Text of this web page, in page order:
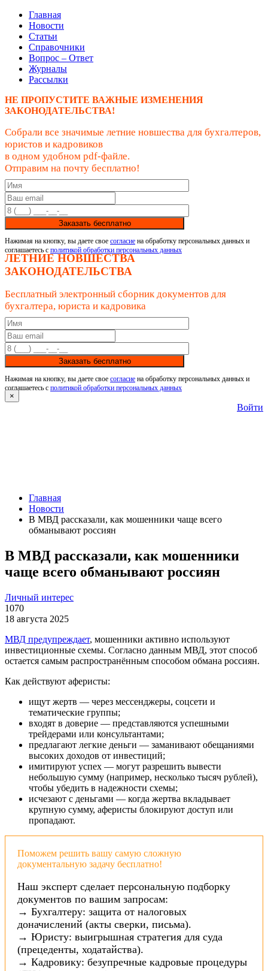
Главная
Новости
Статьи
Справочники
Вопрос – Ответ
Журналы
Рассылки
НЕ ПРОПУСТИТЕ ВАЖНЫЕ ИЗМЕНЕНИЯ
ЗАКОНОДАТЕЛЬСТВА!
Собрали все значимые летние новшества для бухгалтеров,
юристов и кадровиков
в одном удобном pdf-файле.
Отправим на почту бесплатно!
Заказать бесплатно
Нажимая на кнопку, вы даете свое согласие на обработку персональных данных и
соглашаетесь с политикой обработки персональных данных
ЛЕТНИЕ НОВШЕСТВА
ЗАКОНОДАТЕЛЬСТВА
Бесплатный электронный сборник документов для
бухгалтера, юриста и кадровика
Заказать бесплатно
Нажимая на кнопку, вы даете свое согласие на обработку персональных данных и
соглашаетесь с политикой обработки персональных данных
×
Войти
Главная
Новости
В МВД рассказали, как мошенники чаще всего
обманывают россиян
В МВД рассказали, как мошенники
чаще всего обманывают россиян
Личный интерес
1070
18 августа 2025
МВД предупреждает, мошенники активно используют
инвестиционные схемы. Согласно данным МВД, этот способ
остается самым распространённым способом обмана россиян.
Как действуют аферисты:
ищут жертв — через мессенджеры, соцсети и
тематические группы;
входят в доверие — представляются успешными
трейдерами или консультантами;
предлагают легкие деньги — заманивают обещаниями
высоких доходов от инвестиций;
имитируют успех — могут разрешить вывести
небольшую сумму (например, несколько тысяч рублей),
чтобы убедить в надежности схемы;
исчезают с деньгами — когда жертва вкладывает
крупную сумму, аферисты блокируют доступ или
пропадают.
Поможем решить вашу самую сложную
документальную задачу бесплатно!
Наш эксперт сделает персональную подборку
документов по вашим запросам:
→ Бухгалтеру: защита от налоговых
доначислений (акты сверки, письма).
→ Юристу: выигрышная стратегия для суда
(прецеденты, ходатайства).
→ Кадровику: безупречные кадровые процедуры